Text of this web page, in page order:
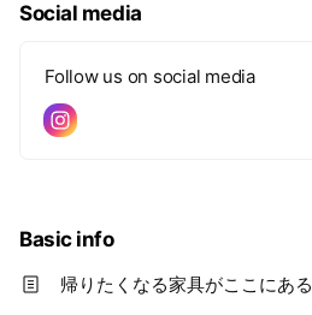
Social media
Follow us on social media
Basic info
帰りたくなる家具がここにある